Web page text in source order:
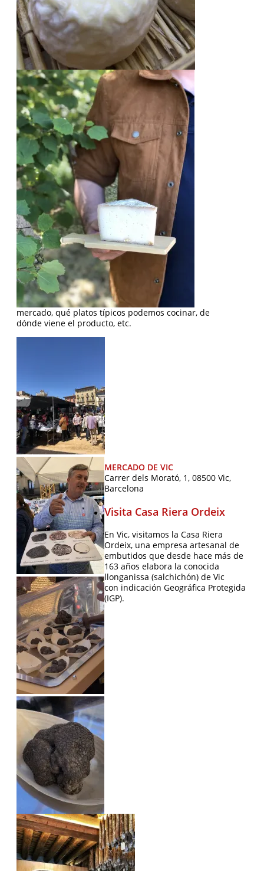
mercado, qué platos típicos podemos cocinar, de
dónde viene el producto, etc.
MERCADO DE VIC
Carrer dels Morató, 1, 08500 Vic,
Barcelona
Visita Casa Riera Ordeix
En Vic, visitamos la Casa Riera
Ordeix, una empresa artesanal de
embutidos que desde hace más de
163 años elabora la conocida
llonganissa (salchichón) de Vic
con indicación Geográfica Protegida
(IGP).